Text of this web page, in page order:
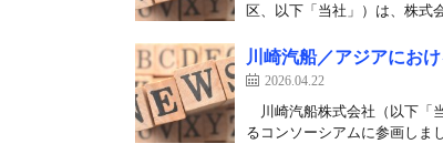
区、以下「当社」）は、株式
川崎汽船／アジアにお
2026.04.22
川崎汽船株式会社（以下「
るコンソーシアムに参画し